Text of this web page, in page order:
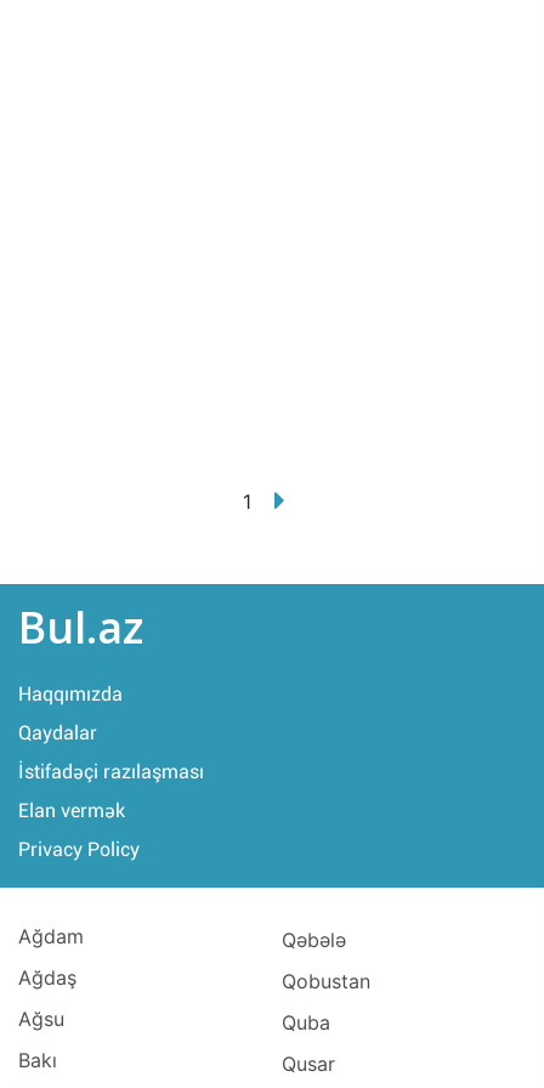
1
Bul.az
Haqqımızda
Qaydalar
İstifadəçi razılaşması
Elan vermək
Privacy Policy
Ağdam
Ağdaş
Ağsu
Bakı
Qəbələ
Qobustan
Quba
Qusar